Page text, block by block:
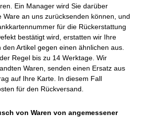
Ein Manager wird Sie darüber
Ware an uns zurücksenden können, und
für die Rückerstattung
bestätigt wird, erstatten wir Ihre
Artikel gegen einen ähnlichen aus.
Regel bis zu 14 Werktage. Wir
Waren, senden einen Ersatz aus
auf Ihre Karte. In diesem Fall
für den Rückversand.
von Waren von angemessener